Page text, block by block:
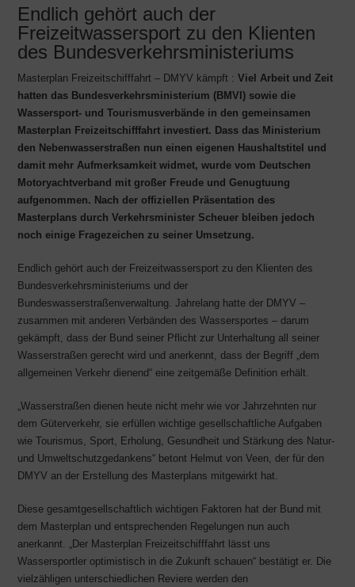
Endlich gehört auch der
Freizeitwassersport zu den Klienten
des Bundesverkehrsministeriums
Masterplan Freizeitschifffahrt – DMYV kämpft :Viel Arbeit und Zeit
hatten das Bundesverkehrsministerium (BMVI) sowie die
Wassersport- und Tourismusverbände in den gemeinsamen
Masterplan Freizeitschifffahrt investiert. Dass das Ministerium
den Nebenwasserstraßen nun einen eigenen Haushaltstitel und
damit mehr Aufmerksamkeit widmet, wurde vom Deutschen
Motoryachtverband mit großer Freude und Genugtuung
aufgenommen. Nach der offiziellen Präsentation des
Masterplans durch Verkehrsminister Scheuer bleiben jedoch
noch einige Fragezeichen zu seiner Umsetzung.
Endlich gehört auch der Freizeitwassersport zu den Klienten des
Bundesverkehrsministeriums und der
Bundeswasserstraßenverwaltung. Jahrelang hatte der DMYV –
zusammen mit anderen Verbänden des Wassersportes – darum
gekämpft, dass der Bund seiner Pflicht zur Unterhaltung all seiner
Wasserstraßen gerecht wird und anerkennt, dass der Begriff „dem
allgemeinen Verkehr dienend“ eine zeitgemäße Definition erhält.
„Wasserstraßen dienen heute nicht mehr wie vor Jahrzehnten nur
dem Güterverkehr, sie erfüllen wichtige gesellschaftliche Aufgaben
wie Tourismus, Sport, Erholung, Gesundheit und Stärkung des Natur-
und Umweltschutzgedankens“ betont Helmut von Veen, der für den
DMYV an der Erstellung des Masterplans mitgewirkt hat.
Diese gesamtgesellschaftlich wichtigen Faktoren hat der Bund mit
dem Masterplan und entsprechenden Regelungen nun auch
anerkannt. „Der Masterplan Freizeitschifffahrt lässt uns
Wassersportler optimistisch in die Zukunft schauen“ bestätigt er. Die
vielzähligen unterschiedlichen Reviere werden den